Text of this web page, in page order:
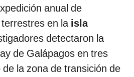
anual de
en laisla
detectaron la
de Galápagos en tres
la zona de transición de